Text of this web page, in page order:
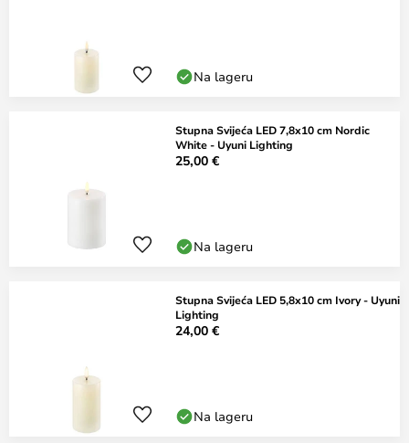
Na lageru
Stupna Svijeća LED 7,8x10 cm Nordic
White - Uyuni Lighting
25,00 €
Na lageru
Stupna Svijeća LED 5,8x10 cm Ivory - Uyuni
Lighting
24,00 €
Na lageru